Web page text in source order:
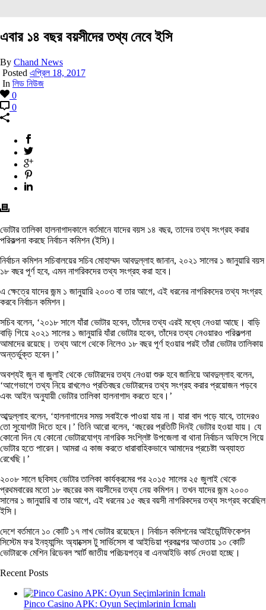
এবার ১৪ বছর বয়সীদের তথ্য নেবে ইসি
By Chand News
Posted এপ্রিল 18, 2017
In লিড নিউজ
0
0
ভোটার তালিকা হালনাগাদকালে বর্তমানে যাদের বয়স ১৪ বছর, তাদের তথ্য সংগ্রহ করার
পরিকল্পনা করছে নির্বাচন কমিশন (ইসি)।
নির্বাচন কমিশন সচিবালয়ের সচিব মোহাম্মদ আবদুল্লাহ জানান, ২০২১ সালের ১ জানুয়ারি বয়স
১৮ বছর পূর্ণ হবে, এমন নাগরিকদের তথ্য সংগ্রহ করা হবে।
এ ক্ষেত্রে যাদের জন্ম ১ জানুয়ারি ২০০৩ বা তার আগে, এই ধরনের নাগরিকদের তথ্য সংগ্রহ
করবে নির্বাচন কমিশন।
সচিব বলেন, ‘২০১৮ সালে যাঁরা ভোটার হবেন, তাঁদের তথ্য এরই মধ্যে নেওয়া আছে। বাড়ি
বাড়ি গিয়ে ২০২১ সালের ১ জানুয়ারি যাঁরা ভোটার হবেন, তাঁদের তথ্য নেওয়ারও পরিকল্পনা
আমাদের রয়েছে। তথ্য আগে থেকে নিলেও ১৮ বছর পূর্ণ হওয়ার পরই তাঁরা ভোটার তালিকায়
অন্তর্ভুক্ত হবেন।’
অবশ্যই জুন বা জুলাই থেকে ভোটারদের তথ্য নেওয়া শুরু হবে জানিয়ে আবদুল্লাহ বলেন,
‘আগেভাগে তথ্য নিয়ে রাখলেও প্রতিবছর ভোটারদের তথ্য সংগ্রহ করার প্রয়োজন পড়বে
এবং আইন অনুযায়ী ভোটার তালিকা হালনাগাদ করতে হবে।’
আব্দুল্লাহ বলেন, ‘হালনাগাদের সময় সবাইকে পাওয়া যায় না। যারা বাদ পড়ে যাবে, তাদেরও
তো সুযোগটা দিতে হবে।’ তিনি আরো বলেন, ‘বছরের প্রতিটি দিনই ভোটার হওয়া যায়। যে
কোনো দিন যে কোনো ভোটারযোগ্য নাগরিক সংশ্লিষ্ট উপজেলা বা থানা নির্বাচন অফিসে গিয়ে
ভোটার হতে পারেন। আমরা এ কাজ করতে ধারাবাহিকভাবে আমাদের প্রচেষ্টা অব্যাহত
রেখেছি।’
২০০৮ সালে ছবিসহ ভোটার তালিকা কার্যক্রমের পর ২০১৫ সালের ২৫ জুলাই থেকে
প্রথমবারের মতো ১৮ বছরের কম বয়সীদের তথ্য নেয় কমিশন। তখন যাদের জন্ম ২০০০
সালের ১ জানুয়ারি বা তার আগে, এই ধরনের ১৫ বছর বয়সী নাগরিকদের তথ্য সংগ্রহ করেছিল
ইসি।
দেশে বর্তমানে ১০ কোটি ১৭ লাখ ভোটার রয়েছেন। নির্বাচন কমিশনের আইডেন্টিফিকেশন
সিস্টেম ফর ইনহ্যান্সিং অ্যাক্সেস টু সার্ভিসেস বা আইডিয়া প্রকল্পের আওতায় ১০ কোটি
ভোটারকে মেশিন রিডেবল স্মার্ট জাতীয় পরিচয়পত্র বা এনআইডি কার্ড দেওয়া হচ্ছে।
Recent Posts
Pinco Casino APK: Oyun Seçimlərinin İcmalı